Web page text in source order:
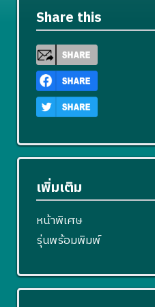
Share this
เพิ่มเติม
หน้าพิเศษ
รุ่นพร้อมพิมพ์